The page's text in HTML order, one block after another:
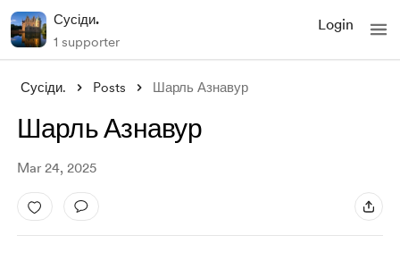
Сусіди.
1 supporter
Login
Сусіди. Posts Шарль Азнавур
Шарль Азнавур
Mar 24, 2025